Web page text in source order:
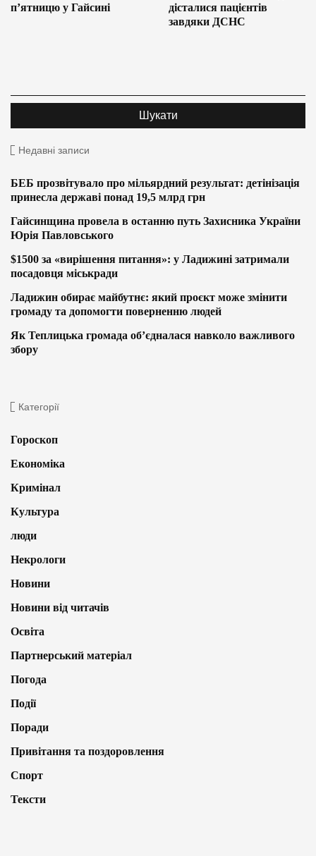
п’ятницю у Гайсині
дісталися пацієнтів
завдяки ДСНС
Недавні записи
БЕБ прозвітувало про мільярдний результат: детінізація
принесла державі понад 19,5 млрд грн
Гайсинщина провела в останню путь Захисника України
Юрія Павловського
$1500 за «вирішення питання»: у Ладижині затримали
посадовця міськради
Ладижин обирає майбутнє: який проєкт може змінити
громаду та допомогти поверненню людей
Як Теплицька громада об’єдналася навколо важливого
збору
Категорії
Гороскоп
Економіка
Кримінал
Культура
люди
Некрологи
Новини
Новини від читачів
Освіта
Партнерський матеріал
Погода
Події
Поради
Привітання та поздоровлення
Спорт
Тексти